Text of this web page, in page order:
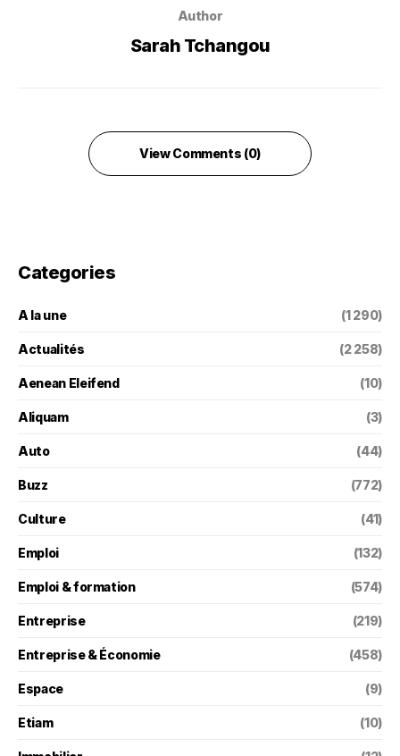
Author
Sarah Tchangou
View Comments (0)
Categories
A la une (1 290)
Actualités (2 258)
Aenean Eleifend (10)
Aliquam (3)
Auto (44)
Buzz (772)
Culture (41)
Emploi (132)
Emploi & formation (574)
Entreprise (219)
Entreprise & Économie (458)
Espace (9)
Etiam (10)